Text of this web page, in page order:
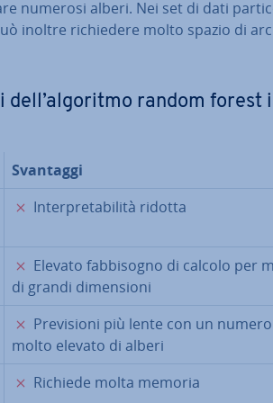
numerosi alberi. Nei set di dati
inoltre ri­chie­de­re molto spazio di
dell’algoritmo random forest
Svantaggi
✗
In­ter­pre­ta­bi­li­tà ridotta
✗
Elevato fab­bi­so­gno di calcolo per
di grandi di­men­sio­ni
✗
Pre­vi­sio­ni più lente con un numero
molto elevato di alberi
✗
Richiede molta memoria